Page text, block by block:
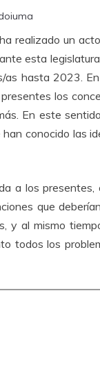
realizado un
esta
as hasta 2023.
los
En este
conocido las
a los
que
y al mismo
todos los